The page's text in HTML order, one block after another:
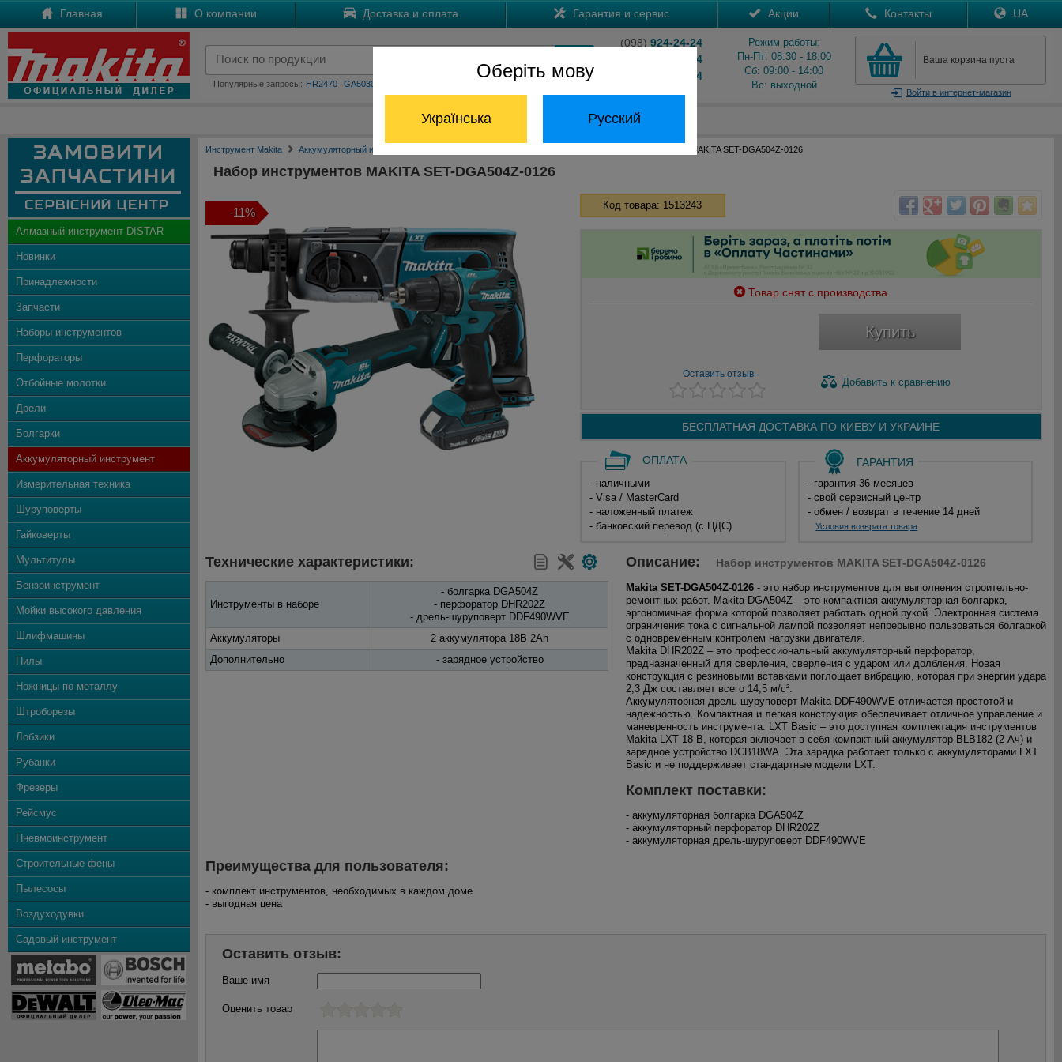
Оберіть мову
Українська Русский
Главная О компании Доставка и оплата Гарантия и сервис Акции Контакты UA
Популярные запросы: HR2470 GA5030
(098) 924-24-24
204-24-24
824-24-24
Режим работы:
Пн-Пт: 08:30 - 18:00
Сб: 09:00 - 14:00
Вс: выходной
Ваша корзина пуста
Войтив интернет-магазин
Отдел запчастей: (068) 824-24-24
Алмазный инструмент DISTAR
Новинки
Принадлежности
Запчасти
Наборы инструментов
Перфораторы
Отбойные молотки
Дрели
Болгарки
Аккумуляторный инструмент
Измерительная техника
Шуруповерты
Гайковерты
Мультитулы
Бензоинструмент
Мойки высокого давления
Шлифмашины
Пилы
Ножницы по металлу
Штроборезы
Лобзики
Рубанки
Фрезеры
Рейсмус
Пневмоинструмент
Строительные фены
Пылесосы
Воздуходувки
Садовый инструмент
Инструмент Makita Аккумуляторный инструмент Макита Набор инструментов MAKITA SET-DGA504Z-0126
Набор инструментов MAKITA SET-DGA504Z-0126
-11%
Код товара: 1513243
Товар снят с производства
Купить
Оставить отзыв
Добавить к сравнению
БЕСПЛАТНАЯ ДОСТАВКА ПО КИЕВУ И УКРАИНЕ
ОПЛАТА
- наличными
- Visa / MasterCard
- наложенный платеж
- банковский перевод (с НДС)
ГАРАНТИЯ
- гарантия 36 месяцев
- свой сервисный центр
- обмен / возврат в течение 14 дней
Условия возврата товара
Технические характеристики:
Инструменты в наборе
- болгарка DGA504Z
- перфоратор DHR202Z
- дрель-шуруповерт DDF490WVE
Аккумуляторы
2 аккумулятора 18В 2Ah
Дополнительно
- зарядное устройство
Описание: Набор инструментов MAKITA SET-DGA504Z-0126
Makita SET-DGA504Z-0126 - это набор инструментов для выполнения строительно-
ремонтных работ. Makita DGA504Z – это компактная аккумуляторная болгарка,
эргономичная форма которой позволяет работать одной рукой. Электронная система
ограничения тока с сигнальной лампой позволяет непрерывно пользоваться болгаркой
с одновременным контролем нагрузки двигателя.
Makita DHR202Z – это профессиональный аккумуляторный перфоратор,
предназначенный для сверления, сверления с ударом или долбления. Новая
конструкция с резиновыми вставками поглощает вибрацию, которая при энергии удара
2,3 Дж составляет всего 14,5 м/с².
Аккумуляторная дрель-шуруповерт Makita DDF490WVE отличается простотой и
надежностью. Компактная и легкая конструкция обеспечивает отличное управление и
маневренность инструмента. LXT Basic – это доступная комплектация инструментов
Makita LXT 18 В, которая включает в себя компактный аккумулятор BLB182 (2 Ач) и
зарядное устройство DCB18WA. Эта зарядка работает только с аккумуляторами LXT
Basic и не поддерживает стандартные модели LXT.
Комплект поставки:
- аккумуляторная болгарка DGA504Z
- аккумуляторный перфоратор DHR202Z
- аккумуляторная дрель-шуруповерт DDF490WVE
Преимущества для пользователя:
- комплект инструментов, необходимых в каждом доме
- выгодная цена
Оставить отзыв:
Ваше имя
Оценить товар